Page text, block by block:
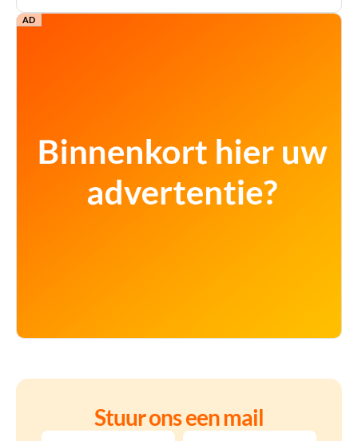
AD
Stuur ons een mail